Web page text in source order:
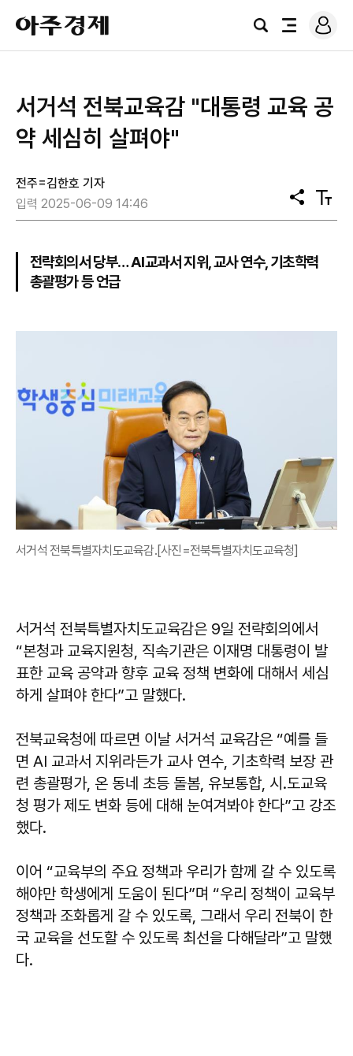
아
주
경
검
전
로
그
서거석 전북교육감 "대통령 교육 공
약 세심히 살펴야"
전주=김한호 기자
입력 2025-06-09 14:46
공
유
텍
스
전략회의서 당부… AI교과서 지위, 교사 연수, 기초학력
총괄평가 등 언급
서거석 전북특별자치도교육감.[사진=전북특별자치도교육청]
서거석 전북특별자치도교육감은 9일 전략회의에서
“본청과 교육지원청, 직속기관은 이재명 대통령이 발
표한 교육 공약과 향후 교육 정책 변화에 대해서 세심
하게 살펴야 한다”고 말했다.
전북교육청에 따르면 이날 서거석 교육감은 “예를 들
면 AI 교과서 지위라든가 교사 연수, 기초학력 보장 관
련 총괄평가, 온 동네 초등 돌봄, 유보통합, 시․도교육
청 평가 제도 변화 등에 대해 눈여겨봐야 한다”고 강조
했다.
이어 “교육부의 주요 정책과 우리가 함께 갈 수 있도록
해야만 학생에게 도움이 된다”며 “우리 정책이 교육부
정책과 조화롭게 갈 수 있도록, 그래서 우리 전북이 한
국 교육을 선도할 수 있도록 최선을 다해달라”고 말했
다.